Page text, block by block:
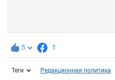
5 1
Теги Редакционная политика